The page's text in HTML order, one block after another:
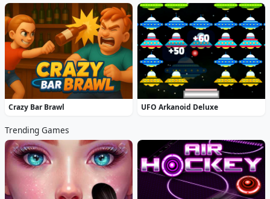
Crazy Bar Brawl UFO Arkanoid Deluxe
Trending Games